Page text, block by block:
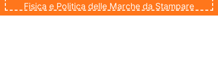
Fisica e Politica delle Marche da Stampare